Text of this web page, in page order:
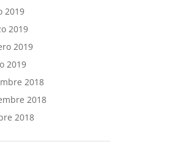
2019
2019
2019
2019
2018
2018
2018